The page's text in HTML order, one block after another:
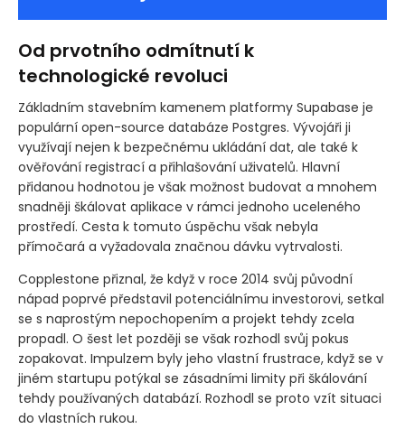
Od prvotního odmítnutí k
technologické revoluci
Základním stavebním kamenem platformy Supabase je
populární open-source databáze Postgres. Vývojáři ji
využívají nejen k bezpečnému ukládání dat, ale také k
ověřování registrací a přihlašování uživatelů. Hlavní
přidanou hodnotou je však možnost budovat a mnohem
snadněji škálovat aplikace v rámci jednoho uceleného
prostředí. Cesta k tomuto úspěchu však nebyla
přímočará a vyžadovala značnou dávku vytrvalosti.
Copplestone přiznal, že když v roce 2014 svůj původní
nápad poprvé představil potenciálnímu investorovi, setkal
se s naprostým nepochopením a projekt tehdy zcela
propadl. O šest let později se však rozhodl svůj pokus
zopakovat. Impulzem byly jeho vlastní frustrace, když se v
jiném startupu potýkal se zásadními limity při škálování
tehdy používaných databází. Rozhodl se proto vzít situaci
do vlastních rukou.